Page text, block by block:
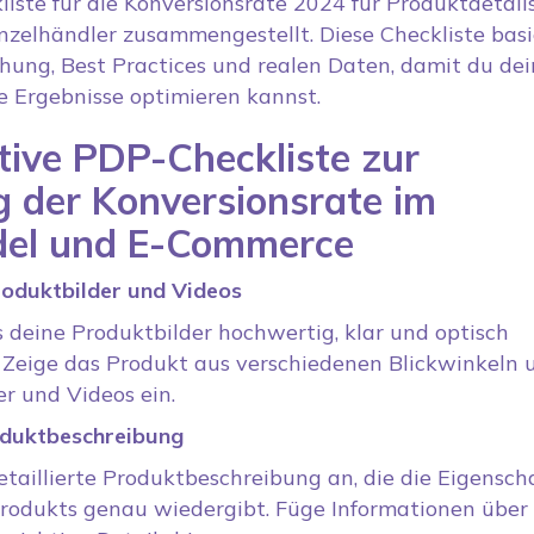
zusammengestellt. Diese Checkliste
Best Practices und realen Daten, damit du
Ergebnisse optimieren kannst.
PDP-Checkliste zur
der Konversionsrate im
und E-Commerce
und Videos
deine Produktbilder hochwertig, klar und optisch
das Produkt aus verschiedenen Blickwinkeln
und Videos ein.
Produktbeschreibung an, die die
genau wiedergibt. Füge Informationen über